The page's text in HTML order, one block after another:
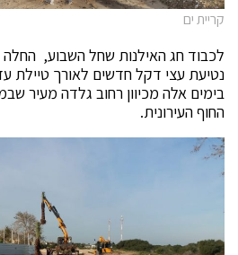
קריית ים
לכבוד חג האילנות שחל השבוע, החלה
נטיעת עצי דקל חדשים לאורך טיילת
בימים אלה מכיוון רחוב גלדה מעיר
החוף העירונית.